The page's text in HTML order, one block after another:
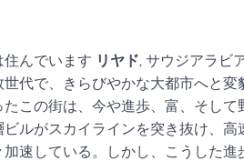
住んでいます リヤド, サウジアラビ
世代で、きらびやかな大都市へと
たこの街は、今や進歩、富、そし
ビルがスカイラインを突き抜け、
加速している。しかし、こうした